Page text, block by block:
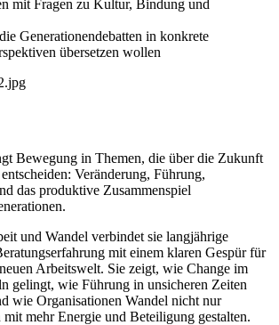
mit Fragen zu Kultur, Bindung und
Generationendebatten in konkrete
übersetzen wollen
Bewegung in Themen, die über die Zukunft
Veränderung, Führung,
das produktive Zusammenspiel
und Wandel verbindet sie langjährige
mit einem klaren Gespür für
Arbeitswelt. Sie zeigt, wie Change im
gelingt, wie Führung in unsicheren Zeiten
wie Organisationen Wandel nicht nur
mehr Energie und Beteiligung gestalten.